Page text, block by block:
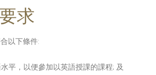
求
以下條件:
平，以便參加以英語授課的課程; 及